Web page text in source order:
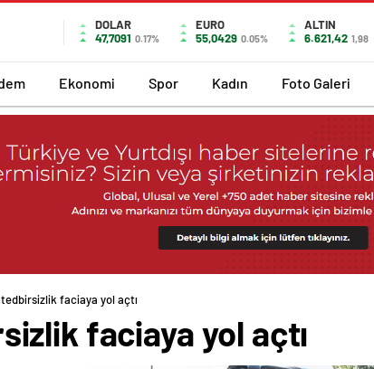
DOLAR
47,7091 0.17%
EURO
55,0429 0.05%
ALTIN
6.621,42 1,98
Ekonomi Spor Kadın Foto Galeri
faciaya yol açtı
faciaya yol açtı